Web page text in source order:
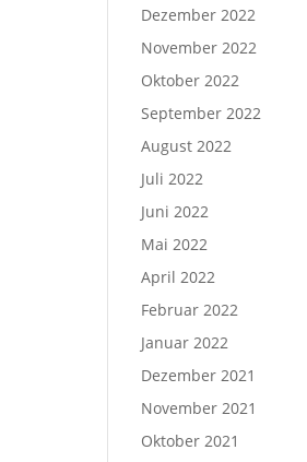
Dezember 2022
November 2022
Oktober 2022
September 2022
August 2022
Juli 2022
Juni 2022
Mai 2022
April 2022
Februar 2022
Januar 2022
Dezember 2021
November 2021
Oktober 2021